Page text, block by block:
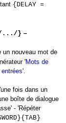
{DELAY =
.../} –
un nouveau mot de
'Mots de
'.
fois dans un
boîte de dialogue
- 'Répéter